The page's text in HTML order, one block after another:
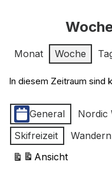
Monat Woche
In diesem Zeitraum sind
Kategorien
General Nordic
Skifreizeit
Wandern
Ansicht
ausdrucken